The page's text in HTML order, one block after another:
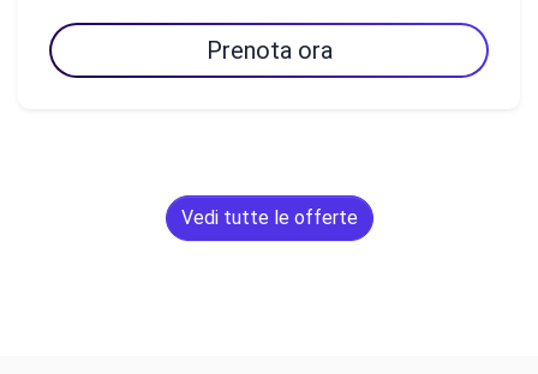
Prenota ora
Vedi tutte le offerte